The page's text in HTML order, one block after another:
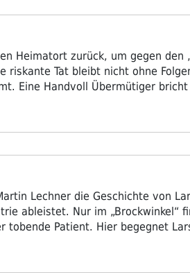
Heimatort zurück, um gegen den
riskante Tat bleibt nicht ohne
Eine Handvoll Übermütiger
Lechner die Geschichte von
ableistet. Nur im „Brockwinkel“
Patient. Hier begegnet